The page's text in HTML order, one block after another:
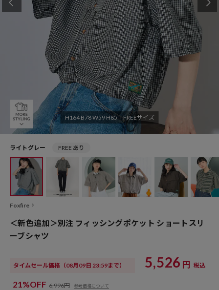
H164 B78 W59 H85 FREEサイズ
ライトグレー FREE あり
Foxfire
＜新色追加＞別注 フィッシングポケット ショートスリ
ーブシャツ
タイムセール価格 （08月09日 23:59まで） 5,526 円 税込
21%OFF 6,996円 参考価格について